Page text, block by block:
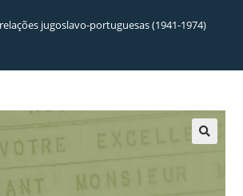
jugoslavo-portuguesas (1941-1974)